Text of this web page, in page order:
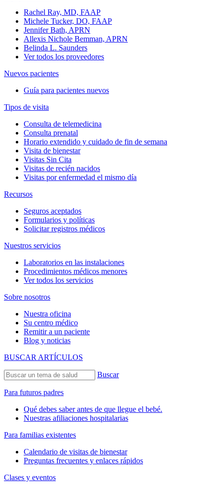
Rachel Ray, MD, FAAP
Michele Tucker, DO, FAAP
Jennifer Bath, APRN
Allexis Nichole Bemman, APRN
Belinda L. Saunders
Ver todos los proveedores
Nuevos pacientes
Guía para pacientes nuevos
Tipos de visita
Consulta de telemedicina
Consulta prenatal
Horario extendido y cuidado de fin de semana
Visita de bienestar
Visitas Sin Cita
Visitas de recién nacidos
Visitas por enfermedad el mismo día
Recursos
Seguros aceptados
Formularios y políticas
Solicitar registros médicos
Nuestros servicios
Laboratorios en las instalaciones
Procedimientos médicos menores
Ver todos los servicios
Sobre nosotros
Nuestra oficina
Su centro médico
Remitir a un paciente
Blog y noticias
BUSCAR ARTÍCULOS
Buscar
Para futuros padres
Qué debes saber antes de que llegue el bebé.
Nuestras afiliaciones hospitalarias
Para familias existentes
Calendario de visitas de bienestar
Preguntas frecuentes y enlaces rápidos
Clases y eventos